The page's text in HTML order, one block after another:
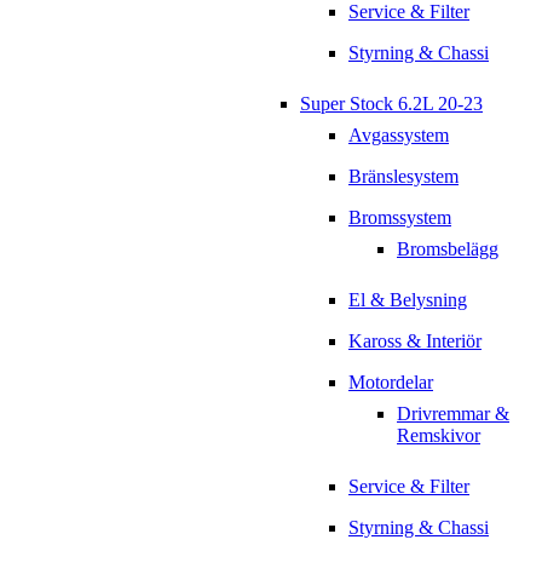
Service & Filter
Styrning & Chassi
Super Stock 6.2L 20-23
Avgassystem
Bränslesystem
Bromssystem
Bromsbelägg
El & Belysning
Kaross & Interiör
Motordelar
Drivremmar &
Remskivor
Service & Filter
Styrning & Chassi